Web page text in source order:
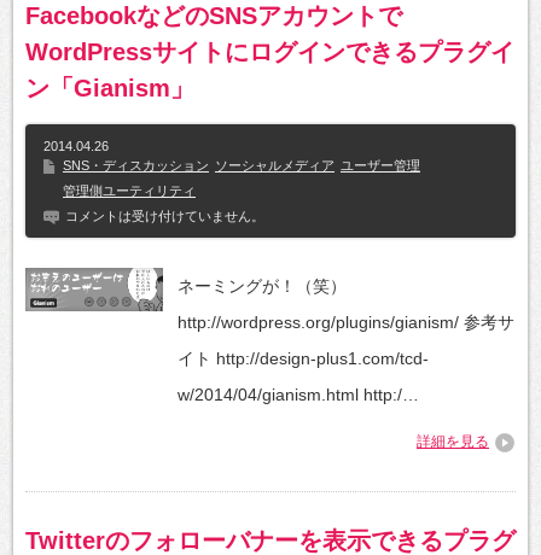
FacebookなどのSNSアカウントで
WordPressサイトにログインできるプラグイ
ン「Gianism」
2014.04.26
SNS・ディスカッション ソーシャルメディア
ユーザー管理
管理側ユーティリティ
コメントは受け付けていません。
ネーミングが！（笑）
http://wordpress.org/plugins/gianism/ 参考サ
イト http://design-plus1.com/tcd-
w/2014/04/gianism.html http:/…
詳細を見る
Twitterのフォローバナーを表示できるプラグ